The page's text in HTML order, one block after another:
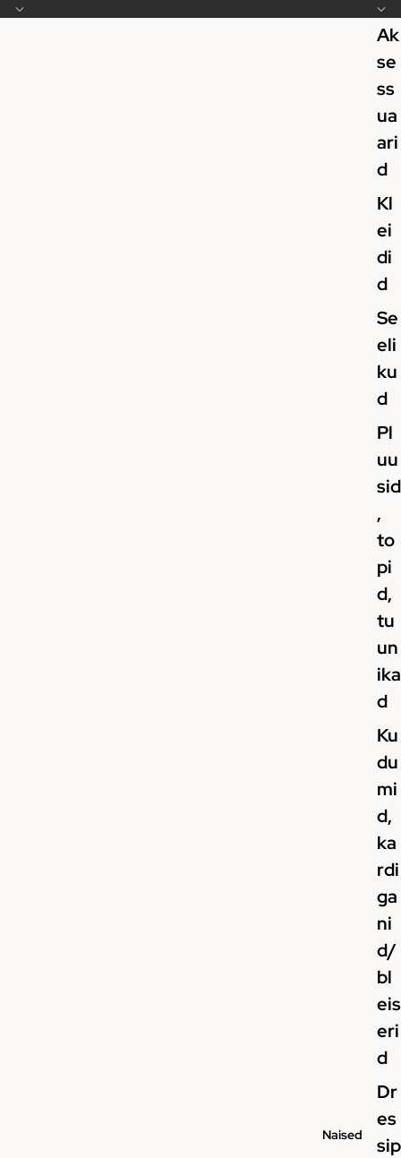
Naised
Ak
se
ss
ua
ari
d
Kl
ei
di
d
Se
eli
ku
d
Pl
uu
sid
,
to
pi
d,
tu
un
ika
d
Ku
du
mi
d,
ka
rdi
ga
ni
d/
bl
eis
eri
d
Dr
es
sip